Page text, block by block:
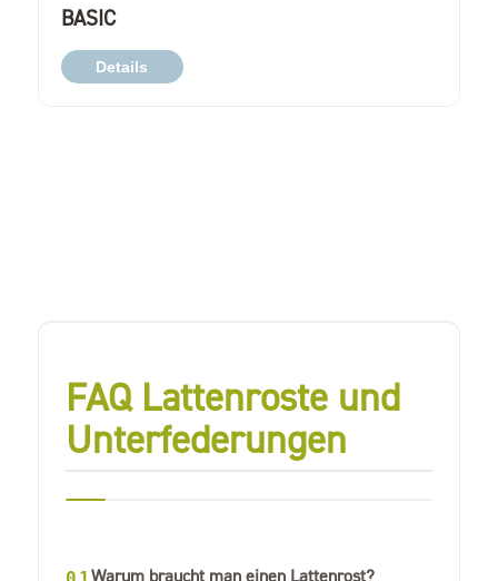
BASIC
Details
FAQ Lattenroste und
Unterfederungen
Warum braucht man einen Lattenrost?